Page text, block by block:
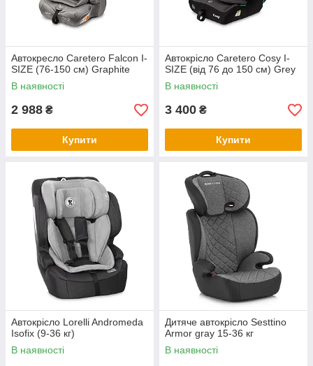
Автокресло Caretero Falcon I-
SIZE (76-150 см) Graphite
В наявності
2 988 ₴
Купити
Автокрісло Caretero Cosy I-
SIZE (від 76 до 150 см) Grey
В наявності
3 400 ₴
Купити
Автокрісло Lorelli Andromeda
Isofix (9-36 кг)
В наявності
Дитяче автокрісло Sesttino
Armor gray 15-36 кг
В наявності